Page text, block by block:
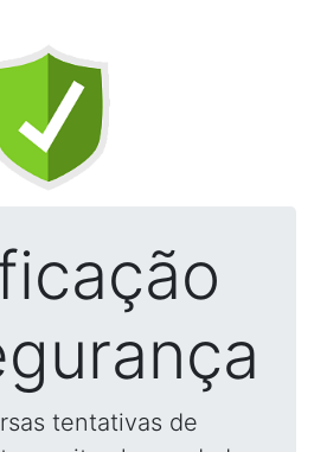
tentativas de